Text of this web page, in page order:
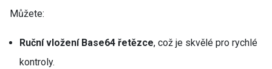
Můžete:
Ruční vložení Base64 řetězce, což je skvělé pro rychlé
kontroly.